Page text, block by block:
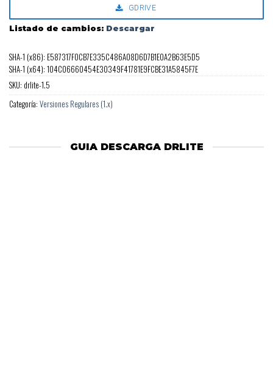
GDRIVE
Listado de cambios: Descargar
SHA-1 (x86): E587317F0CB7E335C486A08D6D7B1E0A2B63E5D5
SHA-1 (x64): 104C06660454E30349F41781E9FCBE31A5845F7E
SKU: drlite-1.5
Categoría: Versiones Regulares (1.x)
GUIA DESCARGA DRLITE